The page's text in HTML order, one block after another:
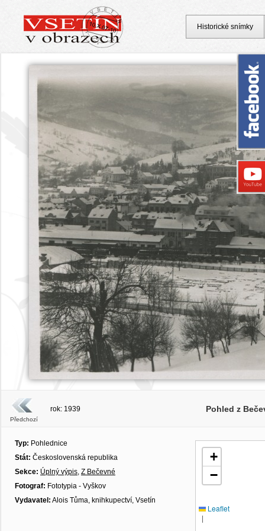
Předchozí
rok: 1939 Pohled z
Typ: Pohlednice
Stát: Československá republika
Sekce: Úplný výpis, Z Bečevné
Fotograf: Fototypia - Vyškov
Vydavatel: Alois Tůma, knihkupectví, Vsetín
+
−
Leaflet
|
Historické snímky